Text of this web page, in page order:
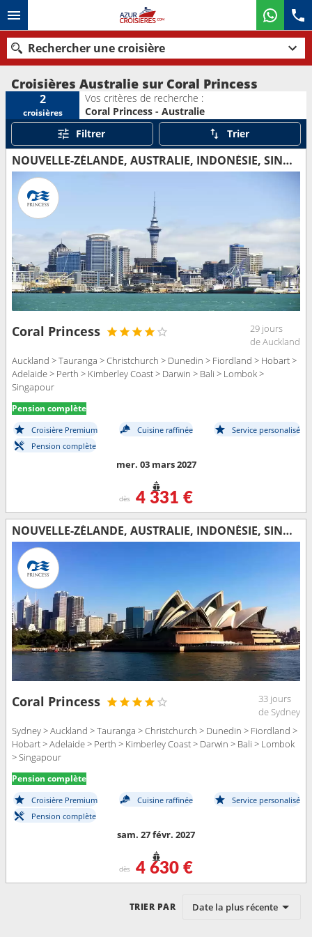
Rechercher une croisière
Nos destinations
Mois de départ
Ports
Rechercher
Croisières Australie sur Coral Princess
2
croisières
Vos critères de recherche :
Coral Princess - Australie
Filtrer
Trier
NOUVELLE-ZÉLANDE, AUSTRALIE, INDONÉSIE, SINGAPOUR
Coral Princess
29 jours
de Auckland
Auckland > Tauranga > Christchurch > Dunedin > Fiordland > Hobart >
Adelaide > Perth > Kimberley Coast > Darwin > Bali > Lombok >
Singapour
Pension complète
Croisière Premium Cuisine raffinée
Service personalisé
Pension complète
mer. 03 mars 2027
dès 4 331 €
NOUVELLE-ZÉLANDE, AUSTRALIE, INDONÉSIE, SINGAPOUR
Coral Princess
33 jours
de Sydney
Sydney > Auckland > Tauranga > Christchurch > Dunedin > Fiordland >
Hobart > Adelaide > Perth > Kimberley Coast > Darwin > Bali > Lombok
> Singapour
Pension complète
Croisière Premium Cuisine raffinée
Service personalisé
Pension complète
sam. 27 févr. 2027
dès 4 630 €
TRIER PAR Date la plus récente